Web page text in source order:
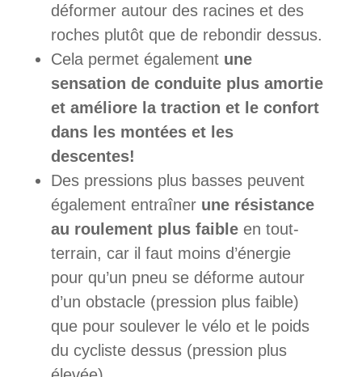
déformer autour des racines et des
roches plutôt que de rebondir dessus.
Cela permet également une
sensation de conduite plus amortie
et améliore la traction et le confort
dans les montées et les
descentes!
Des pressions plus basses peuvent
également entraîner une résistance
au roulement plus faibleen tout-
terrain, car il faut moins d’énergie
pour qu’un pneu se déforme autour
d’un obstacle (pression plus faible)
que pour soulever le vélo et le poids
du cycliste dessus (pression plus